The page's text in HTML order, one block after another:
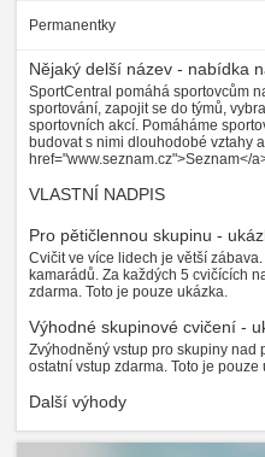
Permanentky
Nějaký delší název - nabídka
SportCentral pomáhá sportovcům
sportování, zapojit se do týmů,
sportovních akcí. Pomáháme
budovat s nimi dlouhodobé vztahy
href="www.seznam.cz">Seznam</
VLASTNÍ NADPIS
Pro pětičlennou skupinu -
Cvičit ve více lidech je větší
kamarádů. Za každých 5 cvičících
zdarma. Toto je pouze ukázka.
Výhodné skupinové cvičení -
Zvýhodněný vstup pro skupiny nad
ostatní vstup zdarma. Toto je pouze
Další výhody